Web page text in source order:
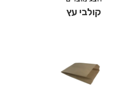
קולבי עץ